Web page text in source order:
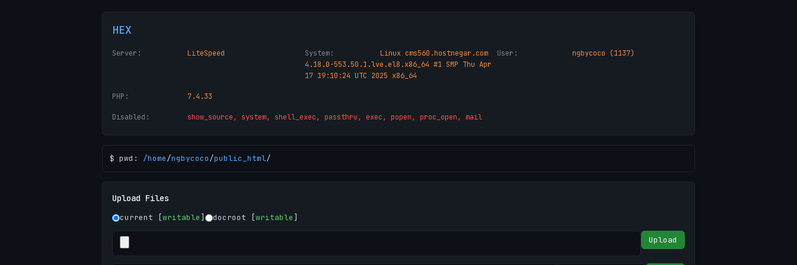
HEX
Server: LiteSpeed System:
Linux cms560.hostnegar.com
4.18.0-553.50.1.lve.el8.x86_64 #1 SMP Thu Apr
17 19:10:24 UTC 2025 x86_64
User: ngbycoco (1137)
PHP: 7.4.33
Disabled: show_source, system, shell_exec, passthru, exec, popen, proc_open, mail
$ pwd: /home/ngbycoco/public_html/
Upload Files
current [writable] docroot [writable]
Upload